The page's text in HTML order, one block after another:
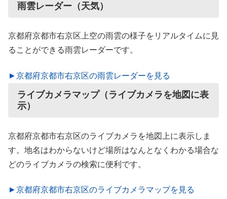
雨雲レーダー（天気）
京都府京都市右京区上空の雨雲の様子をリアルタイムに見
ることができる雨雲レーダーです。
►京都府京都市右京区の雨雲レーダーを見る
ライブカメラマップ（ライブカメラを地図に表
示）
京都府京都市右京区のライブカメラを地図上に表示しま
す。地名はわからないけど場所はなんとなくわかる場合な
どのライブカメラの検索に便利です。
►京都府京都市右京区のライブカメラマップを見る